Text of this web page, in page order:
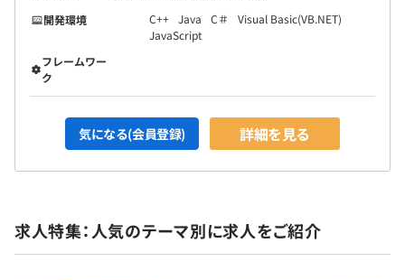
開発環境
C++ Java C＃
Visual Basic(VB.NET)
JavaScript
フレームワー
ク
気になる(会員登録) 詳細を見る
求人特集：人気のテーマ別に求人をご紹介